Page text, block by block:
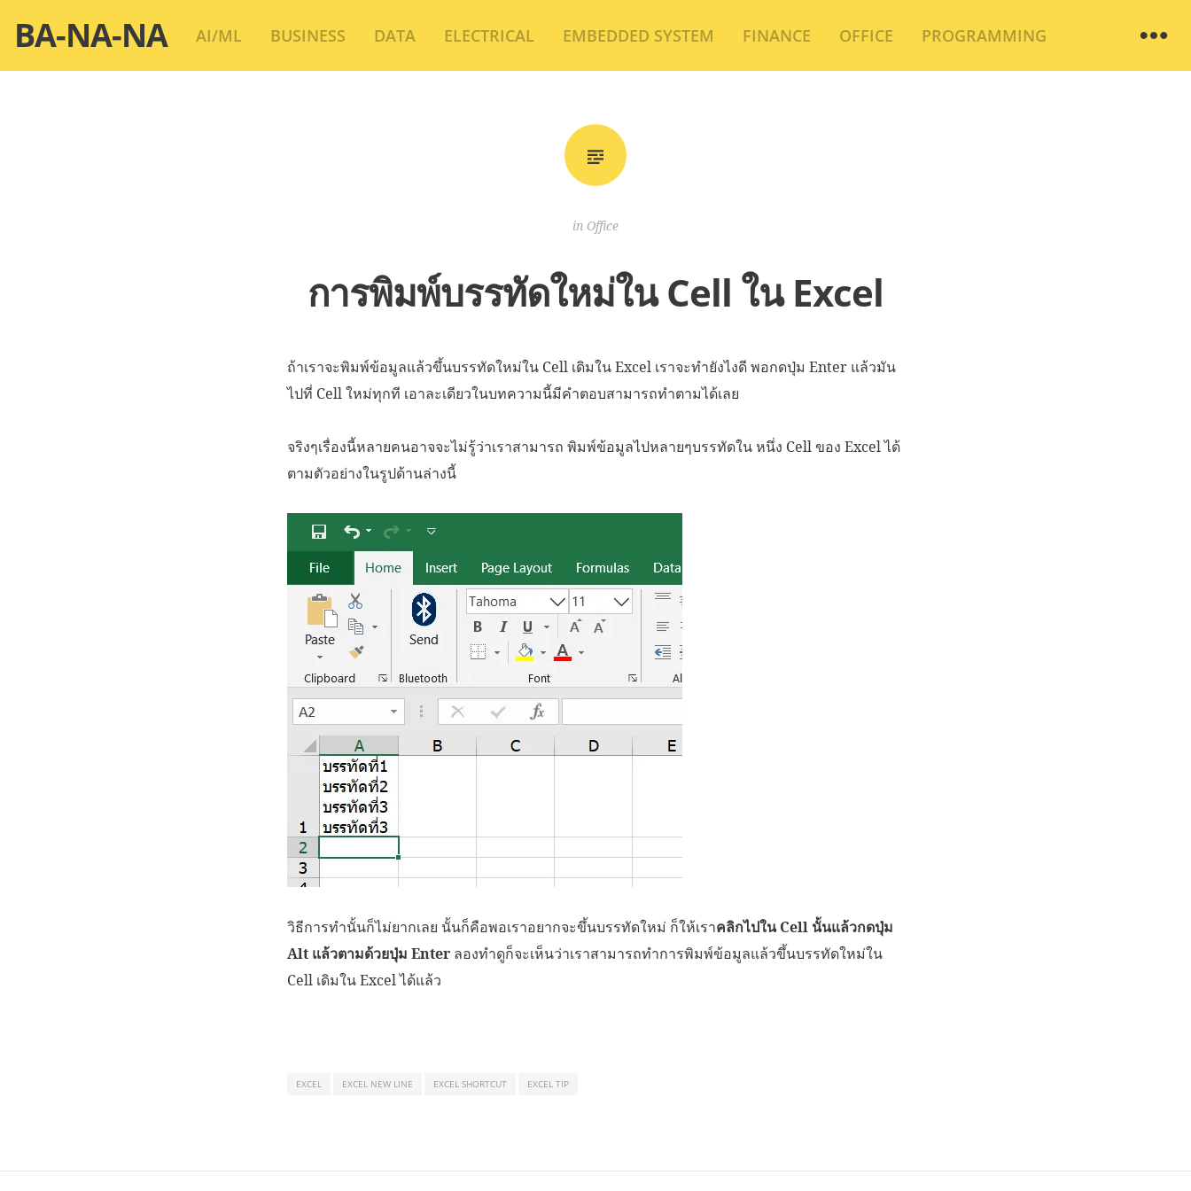
BA-NA-NA AI/ML BUSINESS DATA ELECTRICAL EMBEDDED SYSTEM FINANCE OFFICE PROGRAMMING
in Office
การพิมพ์บรรทัดใหม่ใน Cell ใน Excel
ถ้าเราจะพิมพ์ข้อมูลแล้วขึ้นบรรทัดใหม่ใน Cell เดิมใน Excel เราจะทำยังไงดี พอกดปุ่ม Enter แล้วมัน
ไปที่ Cell ใหม่ทุกที เอาละเดียวในบทความนี้มีคำตอบสามารถทำตามได้เลย
จริงๆเรื่องนี้หลายคนอาจจะไม่รู้ว่าเราสามารถ พิมพ์ข้อมูลไปหลายๆบรรทัดใน หนึ่ง Cell ของ Excel ได้
ตามตัวอย่างในรูปด้านล่างนี้
วิธีการทำนั้นก็ไม่ยากเลย นั้นก็คือพอเราอยากจะขึ้นบรรทัดใหม่ ก็ให้เราคลิกไปใน Cell นั้นแล้วกดปุ่ม
Alt แล้วตามด้วยปุ่ม Enter ลองทำดูก็จะเห็นว่าเราสามารถทำการพิมพ์ข้อมูลแล้วขึ้นบรรทัดใหม่ใน
Cell เดิมใน Excel ได้แล้ว
EXCEL EXCEL NEW LINE EXCEL SHORTCUT EXCEL TIP